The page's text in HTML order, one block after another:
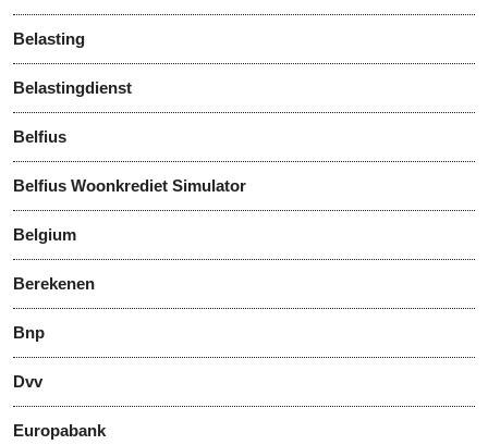
Belasting
Belastingdienst
Belfius
Belfius Woonkrediet Simulator
Belgium
Berekenen
Bnp
Dvv
Europabank